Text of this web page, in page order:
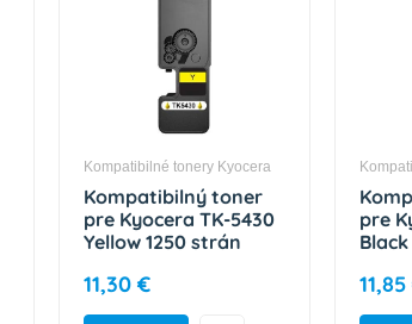
Kompatibilné tonery Kyocera
Kompatibilný toner
pre Kyocera TK-5430
Yellow 1250 strán
11,30 €
pre